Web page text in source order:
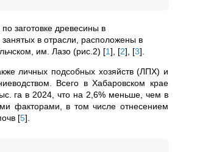
заготовке древесины в
в отрасли, расположены в
им. Лазо (рис.2) [1], [2], [3].
личных подсобных хозяйств (ЛПХ) и
Всего в Хабаровском крае
га в 2024, что на 2,6% меньше, чем в
факторами, в том числе отнесением
[5].